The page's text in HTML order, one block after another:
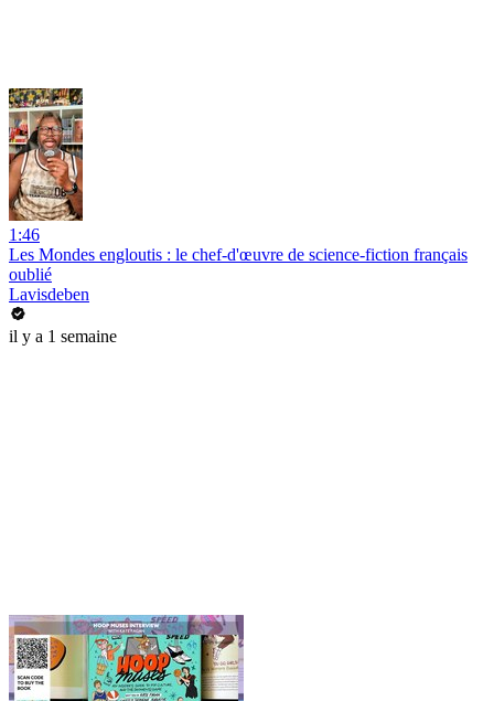
1:46
Les Mondes engloutis : le chef-d'œuvre de science-fiction français
oublié
Lavisdeben
il y a 1 semaine